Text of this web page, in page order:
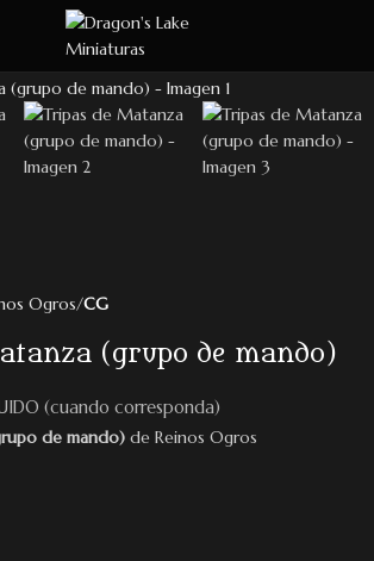
Ogros CG
(grupo de mando)
(cuando corresponda)
de mando) de Reinos Ogros